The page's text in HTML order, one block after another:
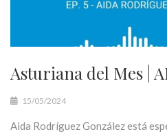
Asturiana del Mes |
15/05/2024
Aida Rodríguez González está